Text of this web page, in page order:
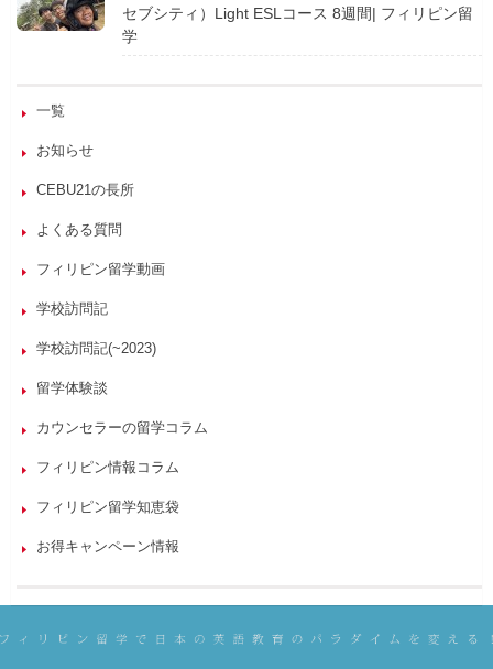
セブシティ）Light ESLコース 8週間| フィリピン留
学
一覧
お知らせ
CEBU21の長所
よくある質問
フィリピン留学動画
学校訪問記
学校訪問記(~2023)
留学体験談
カウンセラーの留学コラム
フィリピン情報コラム
フィリピン留学知恵袋
お得キャンペーン情報